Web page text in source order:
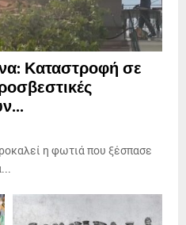
Καταστροφή σε
η φωτιά που ξέσπασε